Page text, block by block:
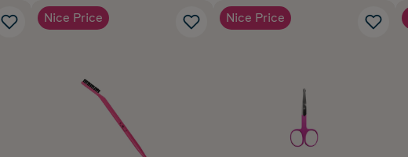
Nice Price Nice Price